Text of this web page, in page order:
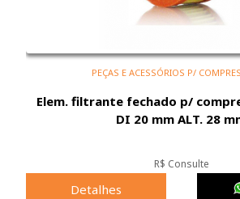
PEÇAS E ACESSÓRIOS P/
Elem. filtrante fechado p/
DI 20 mm ALT. 28
R$ Consulte
Detalhes